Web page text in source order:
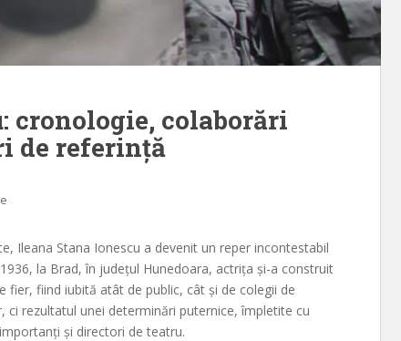
cronologie, colaborări
de referință
Ileana Stana Ionescu a devenit un reper incontestabil
la Brad, în județul Hunedoara, actrița și-a construit
fier, fiind iubită atât de public, cât și de colegii de
rezultatul unei determinări puternice, împletite cu
și directori de teatru.